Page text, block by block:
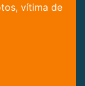
vítima de